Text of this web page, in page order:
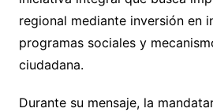
regional mediante inversión en
programas sociales y
ciudadana.
Durante su mensaje, la